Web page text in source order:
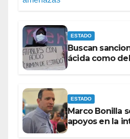
ESTADO
Buscan
ácida como
ESTADO
Marco Bonilla
apoyos en la